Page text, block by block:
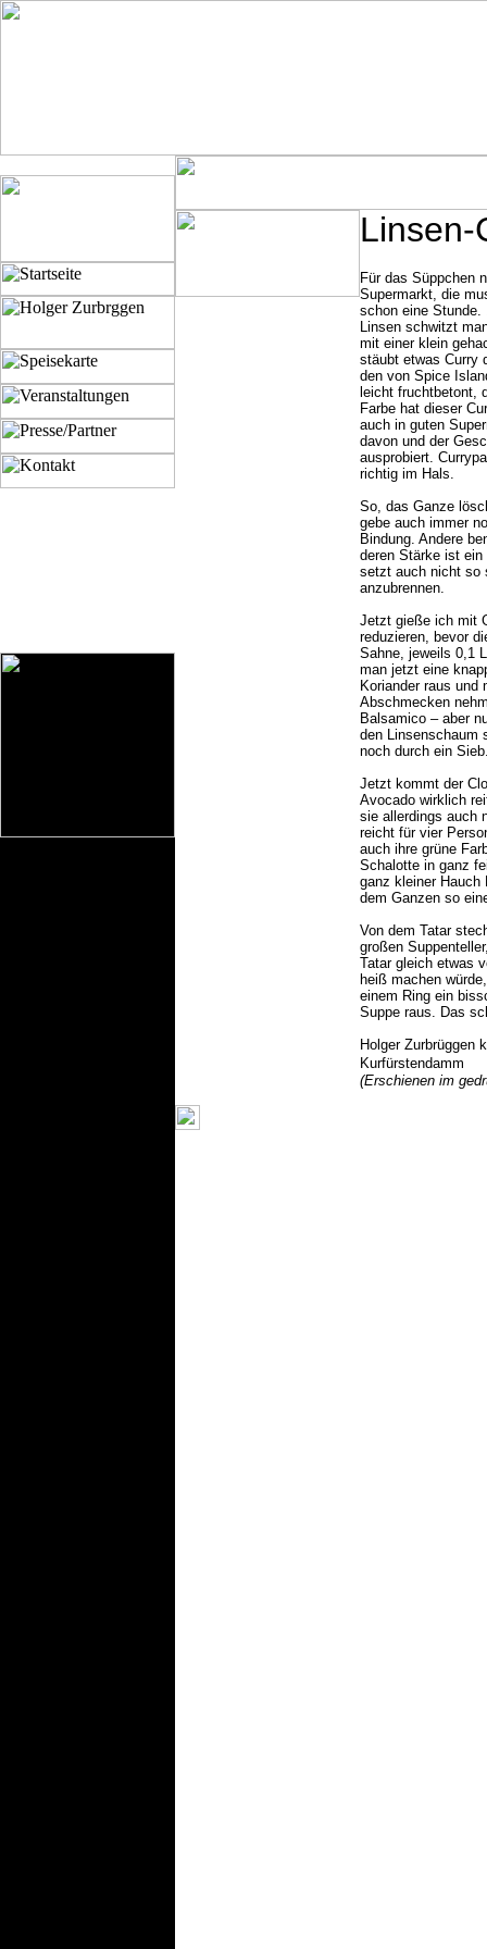
Linsen-
Für das Süppchen
Supermarkt, die
schon eine Stunde.
Linsen schwitzt
mit einer klein
stäubt etwas Curry
den von Spice
leicht fruchtbetont,
Farbe hat dieser
auch in guten
davon und der
ausprobiert.
richtig im Hals.
So, das Ganze
gebe auch immer
Bindung. Andere
deren Stärke ist
setzt auch nicht so
anzubrennen.
Jetzt gieße ich mit
reduzieren, bevor
Sahne, jeweils 0,1
man jetzt eine
Koriander raus
Abschmecken
Balsamico – aber
den Linsenschaum
noch durch ein
Jetzt kommt der
Avocado wirklich
sie allerdings auch
reicht für vier
auch ihre grüne
Schalotte in ganz
ganz kleiner Hauch
dem Ganzen so
Von dem Tatar
großen
Tatar gleich etwas
heiß machen
einem Ring ein
Suppe raus. Das
Holger Zurbrüggen
Kurfürstendamm
(Erschienen im